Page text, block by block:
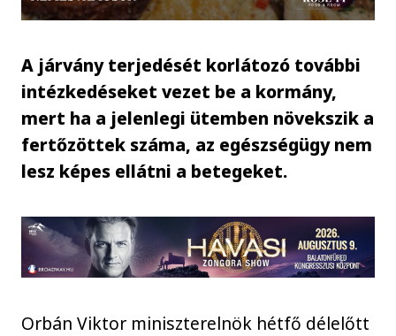
A járvány terjedését korlátozó további
intézkedéseket vezet be a kormány,
mert ha a jelenlegi ütemben növekszik a
fertőzöttek száma, az egészségügy nem
lesz képes ellátni a betegeket.
Orbán Viktor miniszterelnök hétfő délelőtt